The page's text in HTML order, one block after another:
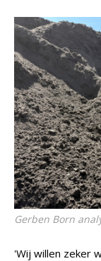
Gerben Born
'Wij willen zeker